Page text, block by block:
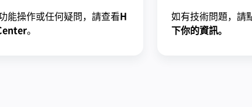
能操作或任何疑問，請查看H
。
如有技術問題，請
下你的資訊。